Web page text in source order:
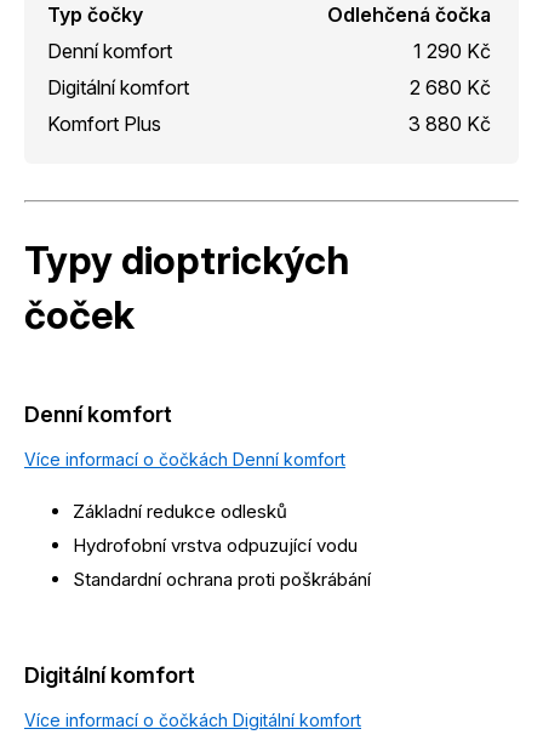
Typ čočky
Odlehčená čočka
Denní komfort
1 290 Kč
Digitální komfort
2 680 Kč
Komfort Plus
3 880 Kč
Typy dioptrických
čoček
Denní komfort
Více informací o čočkách Denní komfort
Základní redukce odlesků
Hydrofobní vrstva odpuzující vodu
Standardní ochrana proti poškrábání
Digitální komfort
Více informací o čočkách Digitální komfort